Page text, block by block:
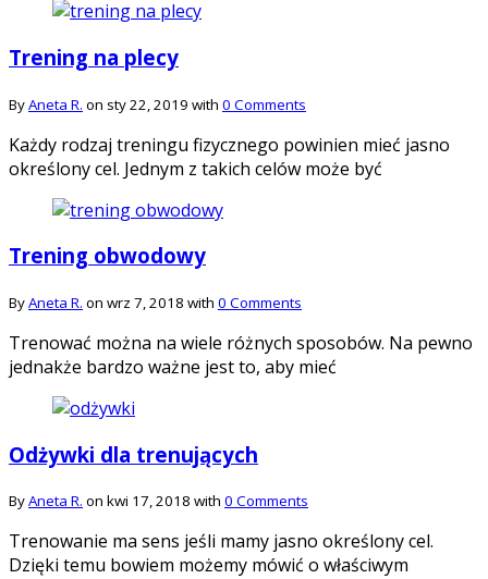
Trening na plecy
ByAneta R. on sty 22, 2019 with 0 Comments
Każdy rodzaj treningu fizycznego powinien mieć jasno
określony cel. Jednym z takich celów może być
Trening obwodowy
ByAneta R. on wrz 7, 2018 with 0 Comments
Trenować można na wiele różnych sposobów. Na pewno
jednakże bardzo ważne jest to, aby mieć
Odżywki dla trenujących
ByAneta R. on kwi 17, 2018 with 0 Comments
Trenowanie ma sens jeśli mamy jasno określony cel.
Dzięki temu bowiem możemy mówić o właściwym